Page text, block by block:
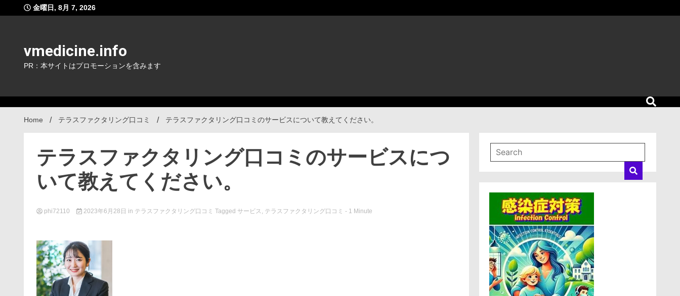
to
金曜日, 8月 7, 2026
vmedicine.info
PR：本サイトはプロモーションを含みます
Home テラスファクタリング口コミ テラスファクタリング口コミのサービスについて教えてください。
テラスファクタリング口コミのサービスにつ
いて教えてください。
phi72110 2023年6月28日 in テラスファクタリング口コミ Tagged サービス , テラスファクタリング口コミ - 1 Minute